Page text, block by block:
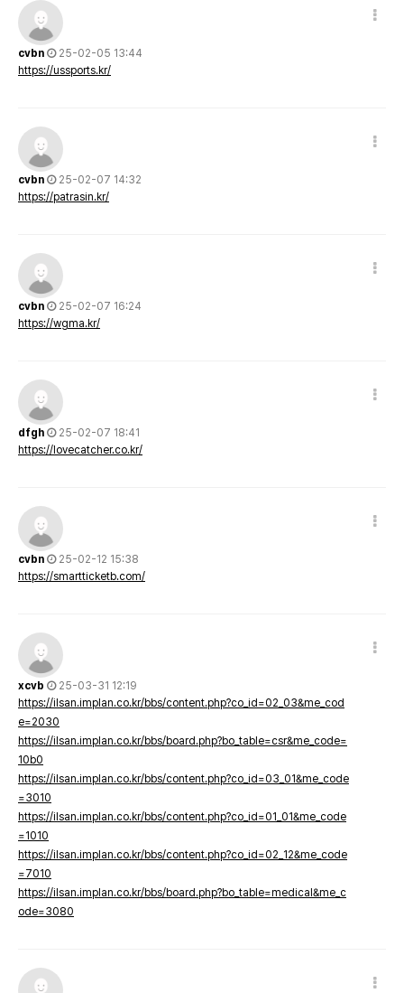
cvbn
25-02-05 13:44
https://ussports.kr/
cvbn
25-02-07 14:32
https://patrasin.kr/
cvbn
25-02-07 16:24
https://wgma.kr/
dfgh
25-02-07 18:41
https://lovecatcher.co.kr/
cvbn
25-02-12 15:38
https://smartticketb.com/
xcvb
25-03-31 12:19
https://ilsan.implan.co.kr/bbs/content.php?co_id=02_03&me_cod
e=2030
https://ilsan.implan.co.kr/bbs/board.php?bo_table=csr&me_code=
10b0
https://ilsan.implan.co.kr/bbs/content.php?co_id=03_01&me_code
=3010
https://ilsan.implan.co.kr/bbs/content.php?co_id=01_01&me_code
=1010
https://ilsan.implan.co.kr/bbs/content.php?co_id=02_12&me_code
=7010
https://ilsan.implan.co.kr/bbs/board.php?bo_table=medical&me_c
ode=3080